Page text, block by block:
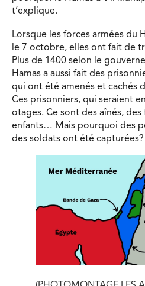
t’explique.
Lorsque les forces armées du
le 7 octobre, elles ont fait de
Plus de 1400 selon le
Hamas a aussi fait des
qui ont été amenés et cachés
Ces prisonniers, qui seraient
otages. Ce sont des aînés,
enfants… Mais pourquoi des
des soldats ont été capturées?